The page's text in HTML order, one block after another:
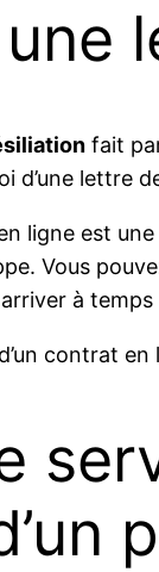
fait
d’une lettre
ligne est
Vous
à temps
contrat